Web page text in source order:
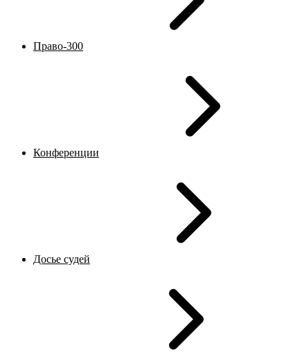
Право-300
Конференции
Досье судей